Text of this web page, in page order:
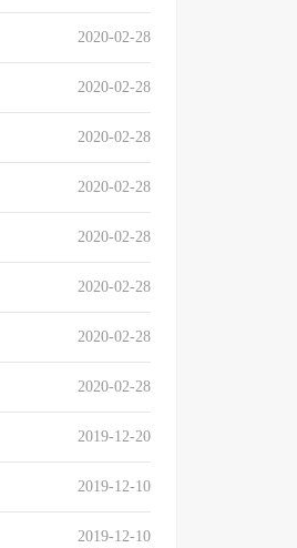
2020-02-28
2020-02-28
2020-02-28
2020-02-28
2020-02-28
2020-02-28
2020-02-28
2020-02-28
2019-12-20
2019-12-10
2019-12-10